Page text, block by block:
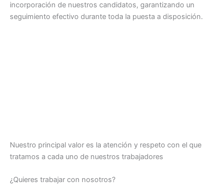
incorporación de nuestros candidatos, garantizando un
seguimiento efectivo durante toda la puesta a disposición.
Nuestro principal valor es la atención y respeto con el que
tratamos a cada uno de nuestros trabajadores
¿Quieres trabajar con nosotros?